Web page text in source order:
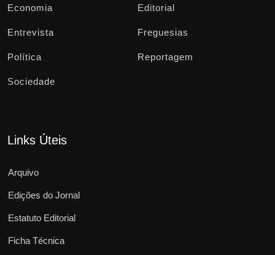
Economia Editorial
Entrevista Freguesias
Política Reportagem
Sociedade
Links Úteis
Arquivo
Edições do Jornal
Estatuto Editorial
Ficha Técnica